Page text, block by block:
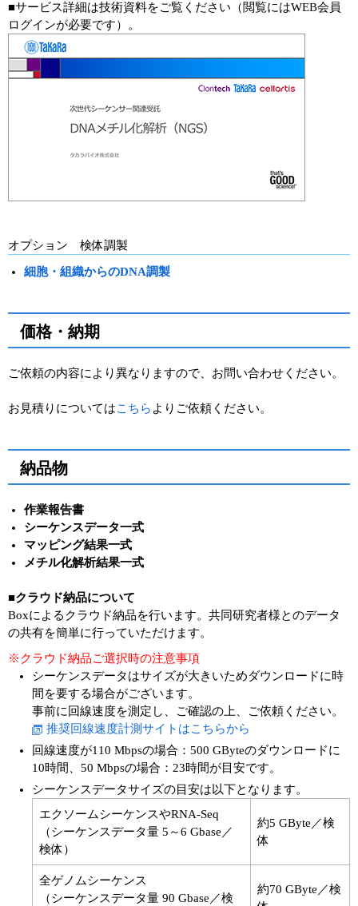
■サービス詳細は技術資料をご覧ください（閲覧にはWEB会員
ログインが必要です）。
オプション 検体調製
細胞・組織からのDNA調製
価格・納期
ご依頼の内容により異なりますので、お問い合わせください。
お見積りについてはこちら よりご依頼ください。
納品物
作業報告書
シーケンスデータ一式
マッピング結果一式
メチル化解析結果一式
■クラウド納品について
Boxによるクラウド納品を行います。共同研究者様とのデータ
の共有を簡単に行っていただけます。
※クラウド納品ご選択時の注意事項
シーケンスデータはサイズが大きいためダウンロードに時
間を要する場合がございます。
事前に回線速度を測定し、ご確認の上、ご依頼ください。
推奨回線速度計測サイトはこちらから
回線速度が110 Mbpsの場合：500 GByteのダウンロードに
10時間、50 Mbpsの場合：23時間が目安です。
シーケンスデータサイズの目安は以下となります。
エクソームシーケンスやRNA-Seq
（シーケンスデータ量 5～6 Gbase／
検体）
約5 GByte／検
体
全ゲノムシーケンス
（シーケンスデータ量 90 Gbase／検
約70 GByte／検